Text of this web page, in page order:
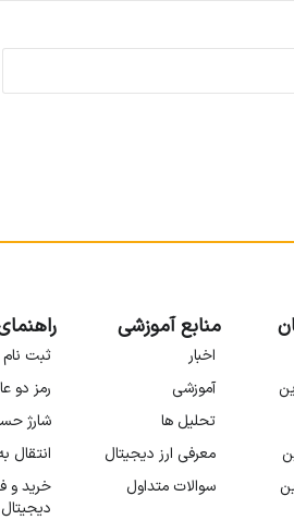
منابع آموزشی
اخبار
آموزشی
تحلیل ها
معرفی ارز دیجیتال
سوالات متداول
ثبت
رمز دو
شارژ
انتقال
خرید و
دیجیتال